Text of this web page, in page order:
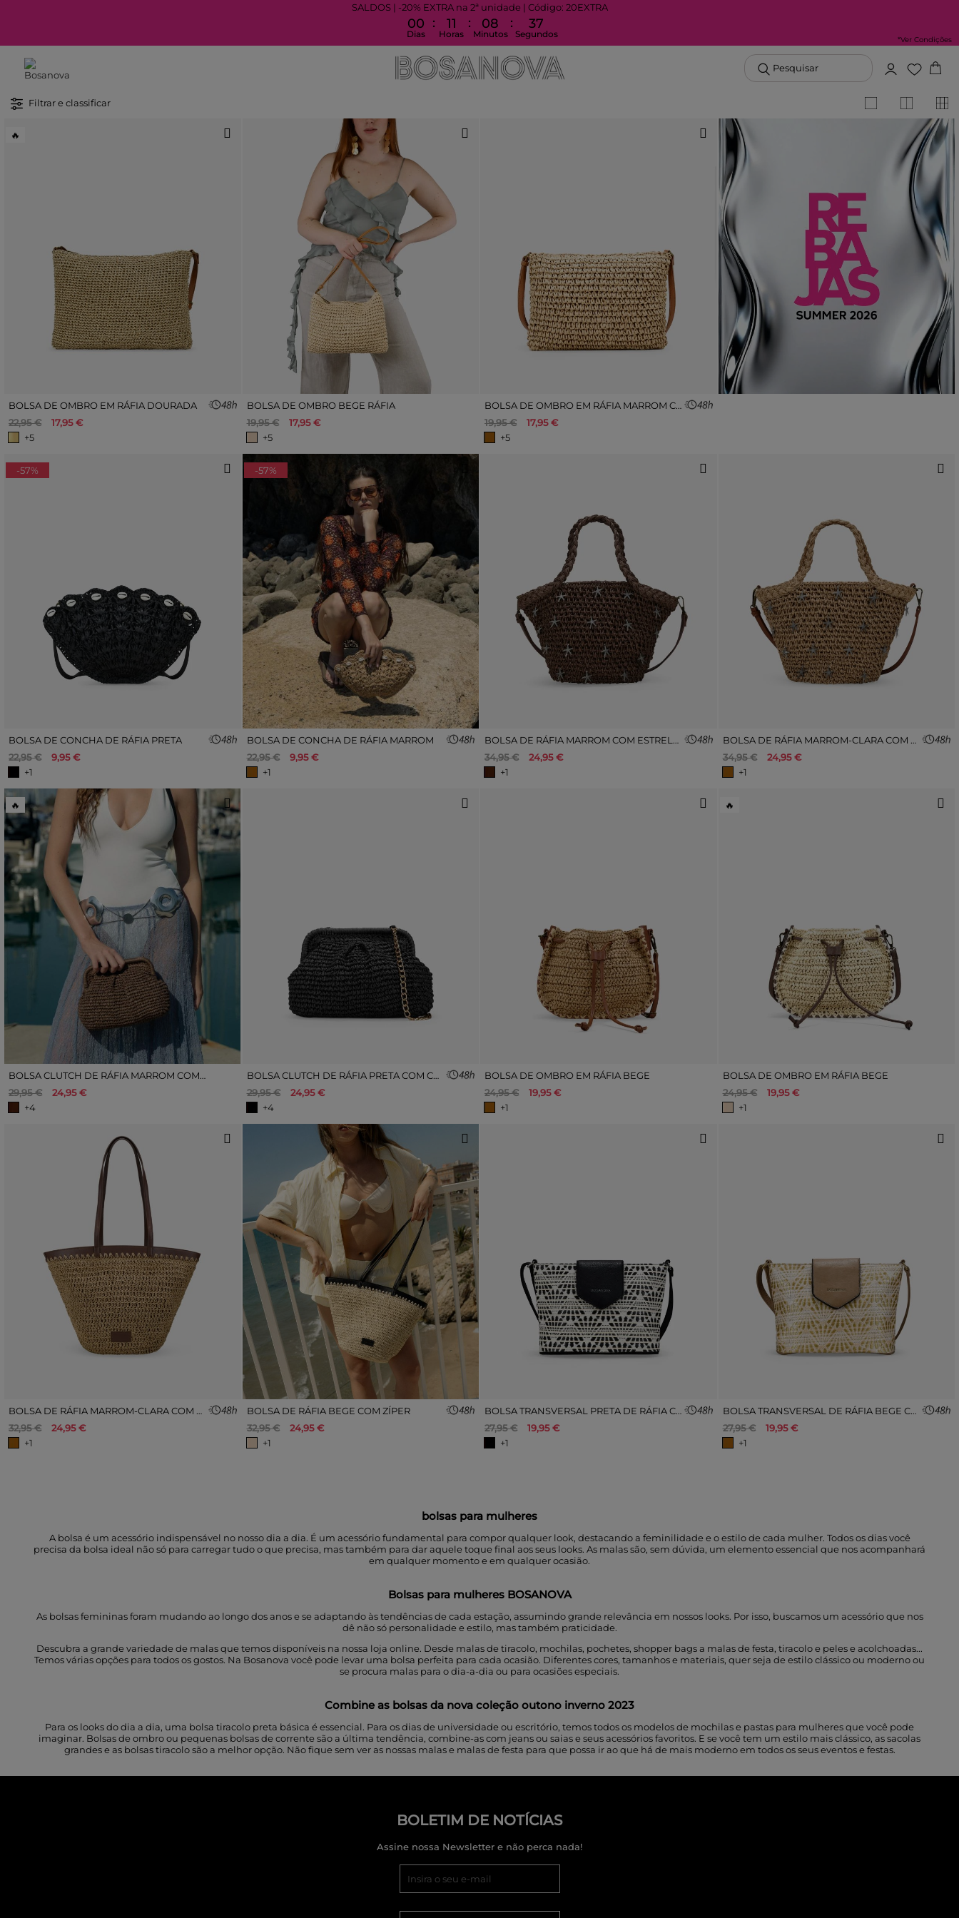
SALDOS | -20% EXTRA na 2ª unidade | Código: 20EXTRA
00
Dias
: 11
Horas
: 08
Minutos
: 36
Segundos
*Ver Condições
Pesquisar
Filtrar e classificar
🔥
BOLSA DE OMBRO EM RÁFIA DOURADA
22,95 €
17,95 €
+5
BOLSA DE OMBRO BEGE RÁFIA
19,95 €
17,95 €
+5
BOLSA DE OMBRO EM RÁFIA MARROM CLARO
19,95 €
17,95 €
+5
-57%
BOLSA DE CONCHA DE RÁFIA PRETA
22,95 €
9,95 €
+1
-57%
BOLSA DE CONCHA DE RÁFIA MARROM
22,95 €
9,95 €
+1
BOLSA DE RÁFIA MARROM COM ESTRELAS METÁLICAS
34,95 €
24,95 €
+1
BOLSA DE RÁFIA MARROM-CLARA COM ESTRELAS METÁLICAS
34,95 €
24,95 €
+1
🔥
BOLSA CLUTCH DE RÁFIA MARROM COM CORRENTE
29,95 €
24,95 €
+4
BOLSA CLUTCH DE RÁFIA PRETA COM CORRENTE
29,95 €
24,95 €
+4
BOLSA DE OMBRO EM RÁFIA BEGE
24,95 €
19,95 €
+1
🔥
BOLSA DE OMBRO EM RÁFIA BEGE
24,95 €
19,95 €
+1
BOLSA DE RÁFIA MARROM-CLARA COM ZÍPER.
32,95 €
24,95 €
+1
BOLSA DE RÁFIA BEGE COM ZÍPER
32,95 €
24,95 €
+1
BOLSA TRANSVERSAL PRETA DE RÁFIA COM ABA.
27,95 €
19,95 €
+1
BOLSA TRANSVERSAL DE RÁFIA BEGE COM ABA.
27,95 €
19,95 €
+1
bolsas para mulheres
A bolsa é um acessório indispensável no nosso dia a dia. É um acessório fundamental para compor qualquer look, destacando a feminilidade e o estilo de cada mulher. Todos os dias você
precisa da bolsa ideal não só para carregar tudo o que precisa, mas também para dar aquele toque final aos seus looks. As malas são, sem dúvida, um elemento essencial que nos acompanhará
em qualquer momento e em qualquer ocasião.
Bolsas para mulheres BOSANOVA
As bolsas femininas foram mudando ao longo dos anos e se adaptando às tendências de cada estação, assumindo grande relevância em nossos looks. Por isso, buscamos um acessório que nos
dê não só personalidade e estilo, mas também praticidade.
Descubra a grande variedade de malas que temos disponíveis na nossa loja online. Desde malas de tiracolo, mochilas, pochetes, shopper bags a malas de festa, tiracolo e peles e acolchoadas...
Temos várias opções para todos os gostos. Na Bosanova você pode levar uma bolsa perfeita para cada ocasião. Diferentes cores, tamanhos e materiais, quer seja de estilo clássico ou moderno ou
se procura malas para o dia-a-dia ou para ocasiões especiais.
Combine as bolsas da nova coleção outono inverno 2023
Para os looks do dia a dia, uma bolsa tiracolo preta básica é essencial. Para os dias de universidade ou escritório, temos todos os modelos de mochilas e pastas para mulheres que você pode
imaginar. Bolsas de ombro ou pequenas bolsas de corrente são a última tendência, combine-as com jeans ou saias e seus acessórios favoritos. E se você tem um estilo mais clássico, as sacolas
grandes e as bolsas tiracolo são a melhor opção. Não fique sem ver as nossas malas e malas de festa para que possa ir ao que há de mais moderno em todos os seus eventos e festas.
BOLETIM DE NOTÍCIAS
Assine nossa Newsletter e não perca nada!